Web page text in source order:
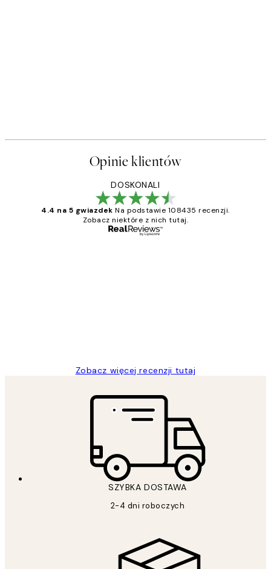
Opinie klientów
DOSKONALI
4.4 na 5 gwiazdek Na podstawie 108435 recenzji.
Zobacz niektóre z nich tutaj.
Zobacz więcej recenzji tutaj
SZYBKA DOSTAWA
2-4 dni roboczych